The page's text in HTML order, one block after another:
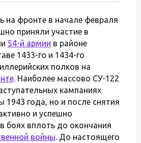
на фронте в начале февраля
приняли участие в
54-й армии в районе
1433-го и 1434-го
полков на
. Наиболее массово СУ-122
кампаниях
1943 года, но и после снятия
и успешно
боях вплоть до окончания
войны. До настоящего